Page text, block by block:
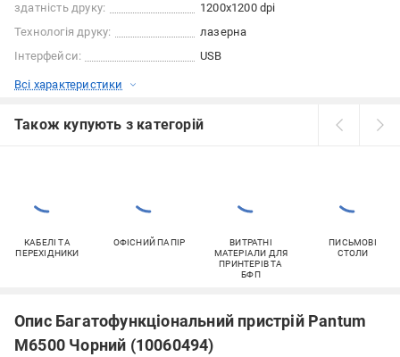
здатність друку:
1200x1200 dpi
Технологія друку:
лазерна
Інтерфейси:
USB
Всі характеристики
Також купують з категорій
КАБЕЛІ ТА
ПЕРЕХІДНИКИ
ОФІСНИЙ ПАПІР
ВИТРАТНІ
МАТЕРІАЛИ ДЛЯ
ПРИНТЕРІВ ТА
БФП
ПИСЬМОВІ
СТОЛИ
Опис Багатофункціональний пристрій Pantum
M6500 Чорний (10060494)